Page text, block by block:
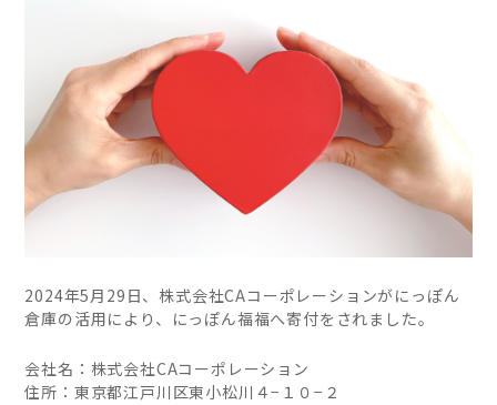
2024年5月29日、株式会社CAコーポレーションがにっぽん
倉庫の活用により、にっぽん福福へ寄付をされました。
会社名：株式会社CAコーポレーション
住所：東京都江戸川区東小松川４−１０−２